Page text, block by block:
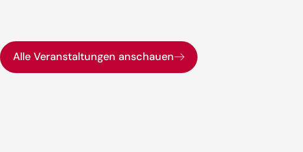
Alle Veranstaltungen anschauen